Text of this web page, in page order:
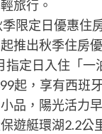
旅行。
限定日優惠住
推出秋季住房
指定日入住「一
起，享有西班
品，陽光活力
遊艇環湖2.2公